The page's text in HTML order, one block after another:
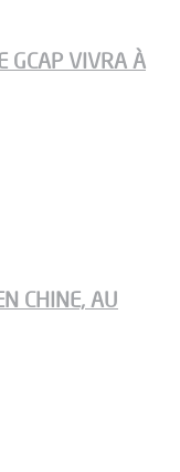
GCAP VIVRA À
CHINE, AU